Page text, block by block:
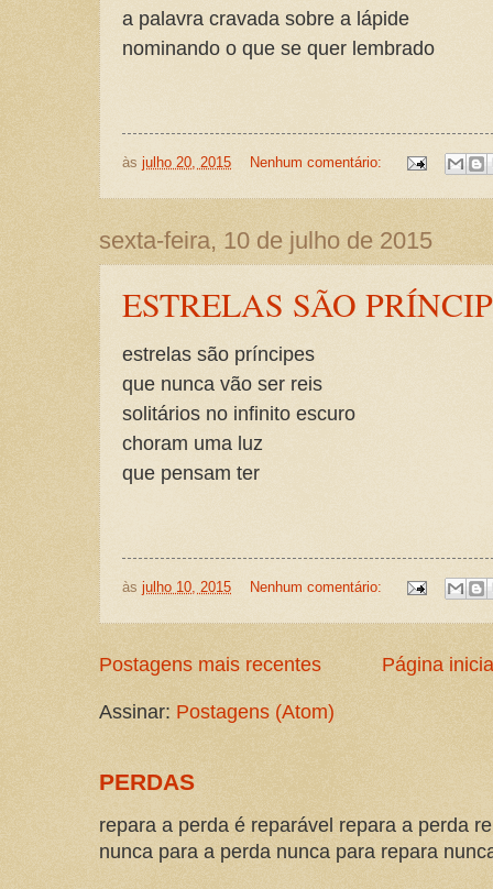
a palavra cravada sobre a lápide
nominando o que se quer lembrado
às julho 20, 2015 Nenhum comentário:
sexta-feira, 10 de julho de 2015
ESTRELAS SÃO
estrelas são príncipes
que nunca vão ser reis
solitários no infinito escuro
choram uma luz
que pensam ter
às julho 10, 2015 Nenhum comentário:
Postagens mais recentes Página
Assinar: Postagens (Atom)
PERDAS
repara a perda é reparável repara a perda
nunca para a perda nunca para repara